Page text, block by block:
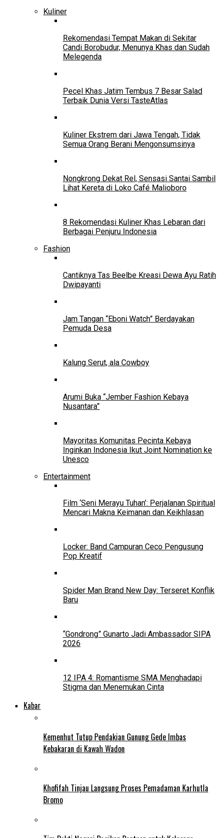
Kuliner
Rekomendasi Tempat Makan di Sekitar
Candi Borobudur, Menunya Khas dan Sudah
Melegenda
Pecel Khas Jatim Tembus 7 Besar Salad
Terbaik Dunia Versi TasteAtlas
Kuliner Ekstrem dari Jawa Tengah, Tidak
Semua Orang Berani Mengonsumsinya
Nongkrong Dekat Rel, Sensasi Santai Sambil
Lihat Kereta di Loko Café Malioboro
8 Rekomendasi Kuliner Khas Lebaran dari
Berbagai Penjuru Indonesia
Fashion
Cantiknya Tas Beelbe Kreasi Dewa Ayu Ratih
Dwipayanti
Jam Tangan “Eboni Watch” Berdayakan
Pemuda Desa
Kalung Serut, ala Cowboy
Arumi Buka “Jember Fashion Kebaya
Nusantara”
Mayoritas Komunitas Pecinta Kebaya
Inginkan Indonesia Ikut Joint Nomination ke
Unesco
Entertainment
Film ‘Seni Merayu Tuhan’: Perjalanan Spiritual
Mencari Makna Keimanan dan Keikhlasan
Locker: Band Campuran Ceco Pengusung
Pop Kreatif
Spider Man Brand New Day: Terseret Konflik
Baru
“Gondrong” Gunarto Jadi Ambassador SIPA
2026
12 IPA 4: Romantisme SMA Menghadapi
Stigma dan Menemukan Cinta
Kabar
Kemenhut Tutup Pendakian Gunung Gede Imbas
Kebakaran di Kawah Wadon
Khofifah Tinjau Langsung Proses Pemadaman Karhutla
Bromo